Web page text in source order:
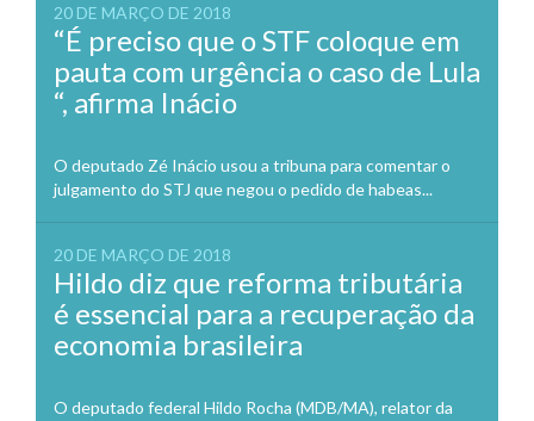
20 DE MARÇO DE 2018
“É preciso que o STF coloque em
pauta com urgência o caso de Lula
“, afirma Inácio
O deputado Zé Inácio usou a tribuna para comentar o
julgamento do STJ que negou o pedido de habeas...
20 DE MARÇO DE 2018
Hildo diz que reforma tributária
é essencial para a recuperação da
economia brasileira
O deputado federal Hildo Rocha (MDB/MA), relator da